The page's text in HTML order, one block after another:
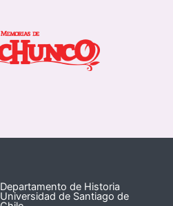
Departamento de Historia
Universidad de Santiago de